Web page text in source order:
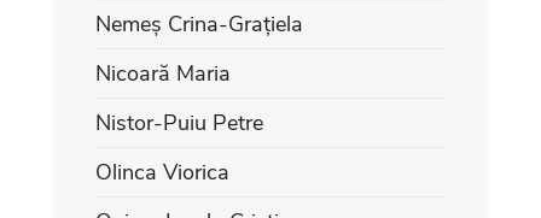
Nemeș Crina-Grațiela
Nicoară Maria
Nistor-Puiu Petre
Olinca Viorica